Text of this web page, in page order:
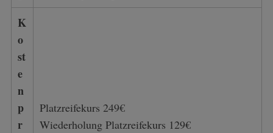
K
o
st
e
n
p
r
Platzreifekurs 249€
Wiederholung Platzreifekurs 129€